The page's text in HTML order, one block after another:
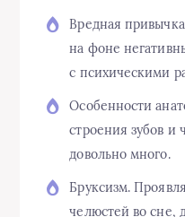
Вредная
на фоне
с психическими
Особенности
строения зубов и
довольно много.
Бруксизм.
челюстей во сне,